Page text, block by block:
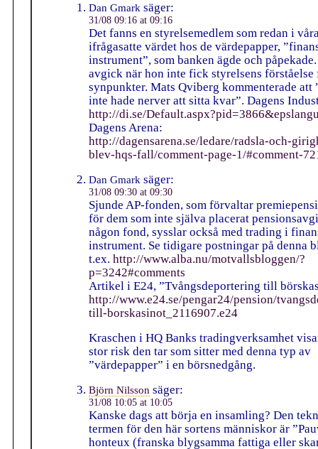
Dan Gmark säger:
31/08 09:16 at 09:16
Det fanns en styrelsemedlem som redan i
ifrågasatte värdet hos de värdepapper,
instrument”, som banken ägde och
avgick när hon inte fick styrelsens förståelse
synpunkter. Mats Qviberg kommenterade att
inte hade nerver att sitta kvar”. Dagens
http://di.se/
Dagens Arena:
http://dagensarena.se/ledare/radsla-och-
blev-hqs-fall/comment-page-1/#comment-
Dan Gmark säger:
31/08 09:30 at 09:30
Sjunde AP-fonden, som förvaltar
för dem som inte själva placerat
någon fond, sysslar också med trading i
instrument. Se tidigare postningar på denna
t.ex. http://www.alba.nu/motvallsbloggen/?
p=3242#comments
Artikel i E24, ”Tvångsdeportering till
http://www.e24.se/pengar24/pension/
till-borskasinot_2116907.e24
Kraschen i HQ Banks tradingverksamhet
stor risk den tar som sitter med denna typ av
”värdepapper” i en börsnedgång.
Björn Nilsson säger:
31/08 10:05 at 10:05
Kanske dags att börja en insamling? Den
termen för den här sortens människor är
honteux (franska blygsamma fattiga eller